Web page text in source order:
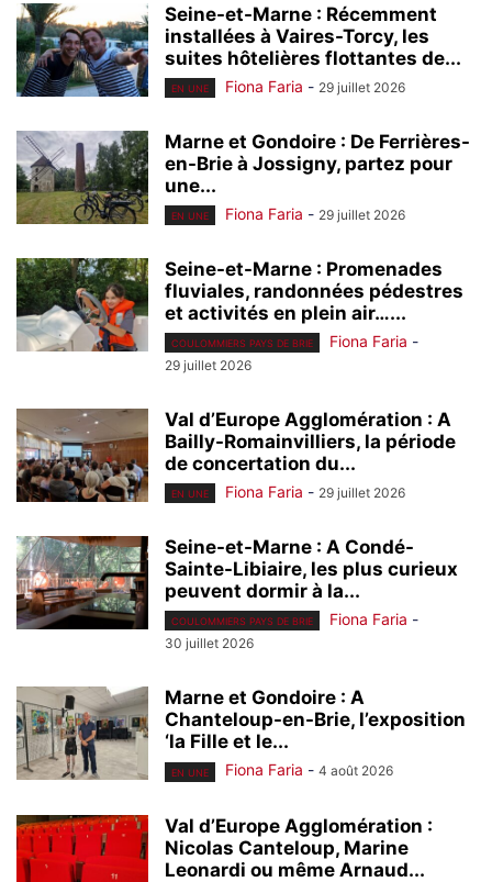
Seine-et-Marne : Récemment
installées à Vaires-Torcy, les
suites hôtelières flottantes de...
EN UNE Fiona Faria - 29 juillet 2026
Marne et Gondoire : De Ferrières-
en-Brie à Jossigny, partez pour
une...
EN UNE Fiona Faria - 29 juillet 2026
Seine-et-Marne : Promenades
fluviales, randonnées pédestres
et activités en plein air…...
COULOMMIERS PAYS DE BRIE Fiona Faria -
29 juillet 2026
Val d’Europe Agglomération : A
Bailly-Romainvilliers, la période
de concertation du...
EN UNE Fiona Faria - 29 juillet 2026
Seine-et-Marne : A Condé-
Sainte-Libiaire, les plus curieux
peuvent dormir à la...
COULOMMIERS PAYS DE BRIE Fiona Faria -
30 juillet 2026
Marne et Gondoire : A
Chanteloup-en-Brie, l’exposition
‘la Fille et le...
EN UNE Fiona Faria - 4 août 2026
Val d’Europe Agglomération :
Nicolas Canteloup, Marine
Leonardi ou même Arnaud...